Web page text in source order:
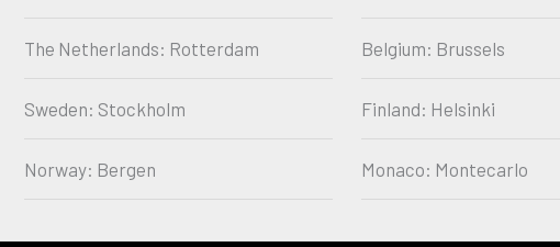
The Netherlands: Rotterdam
Sweden: Stockholm
Norway: Bergen
Belgium: Brussels
Finland: Helsinki
Monaco: Montecarlo